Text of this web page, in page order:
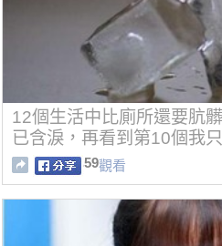
12個生活中比廁所還要肮
已含淚，再看到第10個我
59觀看